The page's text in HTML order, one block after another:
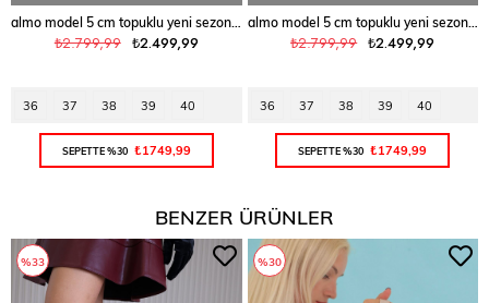
₺2.499,99
₺2.799,99
36 37 38 39 40
SEPETTE %30 ₺1749,99
almo model 5 cm topuklu yeni sezon uzun çizme SIYAH
₺2.499,99
₺2.799,99
36 37 38 39 40
SEPETTE %30 ₺1749,99
BENZER ÜRÜNLER
%33 %30